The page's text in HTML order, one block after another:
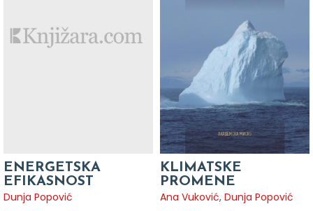
ENERGETSKA
EFIKASNOST
Dunja Popović
KLIMATSKE
PROMENE
Ana Vuković, Dunja Popović